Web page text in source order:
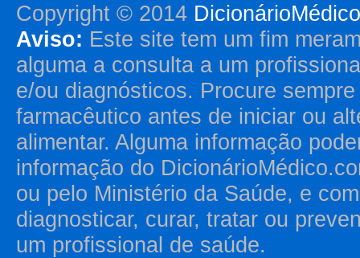
Copyright © 2014
Aviso: Este site tem um fim
alguma a consulta a um
e/ou diagnósticos. Procure
farmacêutico antes de iniciar ou
alimentar. Alguma informação
informação do
ou pelo Ministério da Saúde, e
diagnosticar, curar, tratar ou
um profissional de saúde.